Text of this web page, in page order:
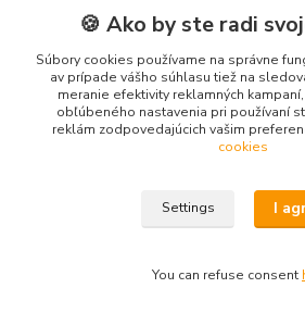
+421 915 709 534
(Mo-Fri, 9-17 hod.) or Whatsap 24/7
skifi.space@gmail.com
🍪 Ako by ste radi
Súbory cookies používame na správne
av prípade vášho súhlasu tiež na
meranie efektivity reklamných
obľúbeného nastavenia pri používaní
reklám zodpovedajúcich vašim
cookies
Settings I
You can refuse consent